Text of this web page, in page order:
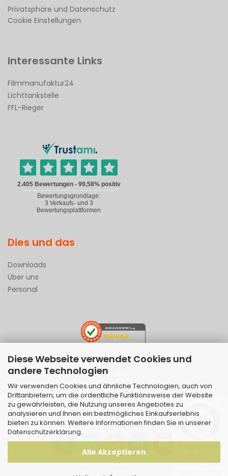
Diese Webseite verwendet Cookies und
andere Technologien
Wir verwenden Cookies und ähnliche Technologien, auch von
Drittanbietern, um die ordentliche Funktionsweise der Website
zu gewährleisten, die Nutzung unseres Angebotes zu
analysieren und Ihnen ein bestmögliches Einkaufserlebnis
bieten zu können. Weitere Informationen finden Sie in unserer
Datenschutzerklärung.
Alle Akzeptieren
Privatsphäre und Datenschutz
Cookie Einstellungen
Interessante Links
Filmmanufaktur24
Lichttankstelle
FFL-Rieger
Dies und das
Downloads
Über uns
Personal
AUSGEZEICHNET.org
SEHR GUT
4.94
ebay.de
Hinweis zu den Bewertungen